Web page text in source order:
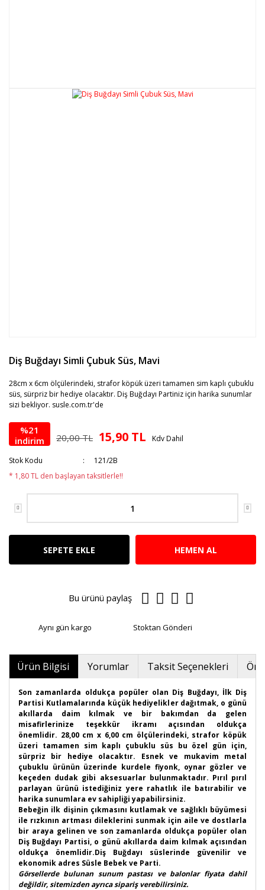
Diş Buğdayı Simli Çubuk Süs, Mavi
28cm x 6cm ölçülerindeki, strafor köpük üzeri tamamen sim kaplı çubuklu
süs, sürpriz bir hediye olacaktır. Diş Buğdayı Partiniz için harika sunumlar
sizi bekliyor. susle.com.tr'de
%21
indirim
20,00 TL 15,90 TL Kdv Dahil
Stok Kodu
121/2B
* 1,80 TL den başlayan taksitlerle!!
SEPETE EKLE HEMEN AL
Bu ürünü paylaş
Aynı gün kargo Stoktan Gönderi
Ürün Bilgisi Yorumlar Taksit Seçenekleri
Son zamanlarda oldukça popüler olan Diş Buğdayı, İlk Diş
Partisi Kutlamalarında küçük hediyelikler dağıtmak, o günü
akıllarda daim kılmak ve bir bakımdan da gelen
misafirlerinize teşekkür ikramı açısından oldukça
önemlidir. 28,00 cm x 6,00 cm ölçülerindeki, strafor köpük
üzeri tamamen sim kaplı çubuklu süs bu özel gün için,
sürpriz bir hediye olacaktır. Esnek ve mukavim metal
çubuklu ürünün üzerinde kurdele fiyonk, oynar gözler ve
keçeden dudak gibi aksesuarlar bulunmaktadır. Pırıl pırıl
parlayan ürünü istediğiniz yere rahatlık ile batırabilir ve
harika sunumlara ev sahipliği yapabilirsiniz.
Bebeğin ilk dişinin çıkmasını kutlamak ve sağlıklı büyümesi
ile rızkının artması dileklerini sunmak için aile ve dostlarla
bir araya gelinen ve son zamanlarda oldukça popüler olan
Diş Buğdayı Partisi, o günü akıllarda daim kılmak açısından
oldukça önemlidir.Diş Buğdayı süslerinde güvenilir ve
ekonomik adres Süsle Bebek ve Parti.
Görsellerde bulunan sunum pastası ve balonlar fiyata dahil
değildir, sitemizden ayrıca sipariş verebilirsiniz.